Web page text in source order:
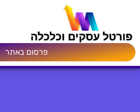
פרסום באתר